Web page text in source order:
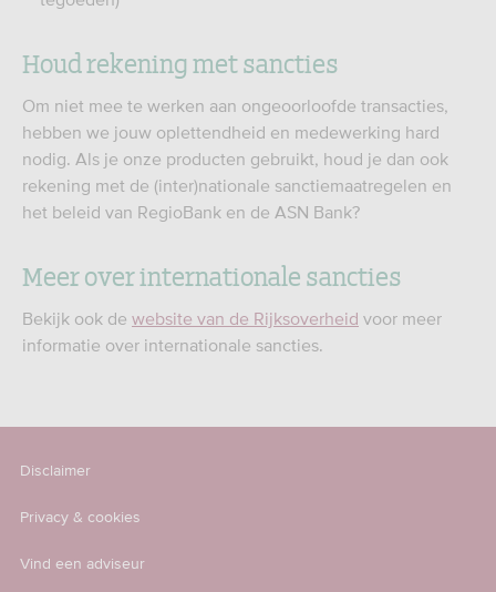
Houd rekening met sancties
Om niet mee te werken aan ongeoorloofde transacties,
hebben we jouw oplettendheid en medewerking hard
nodig. Als je onze producten gebruikt, houd je dan ook
rekening met de (inter)nationale sanctiemaatregelen en
het beleid van RegioBank en de ASN Bank?
Meer over internationale sancties
Bekijk ook de website van de Rijksoverheid voor meer
informatie over internationale sancties.
Disclaimer
Privacy & cookies
Vind een adviseur